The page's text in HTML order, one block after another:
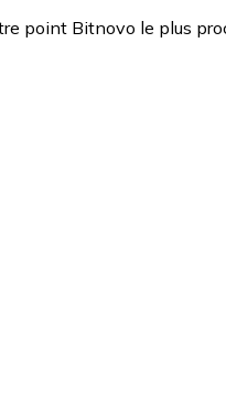
point Bitnovo le plus